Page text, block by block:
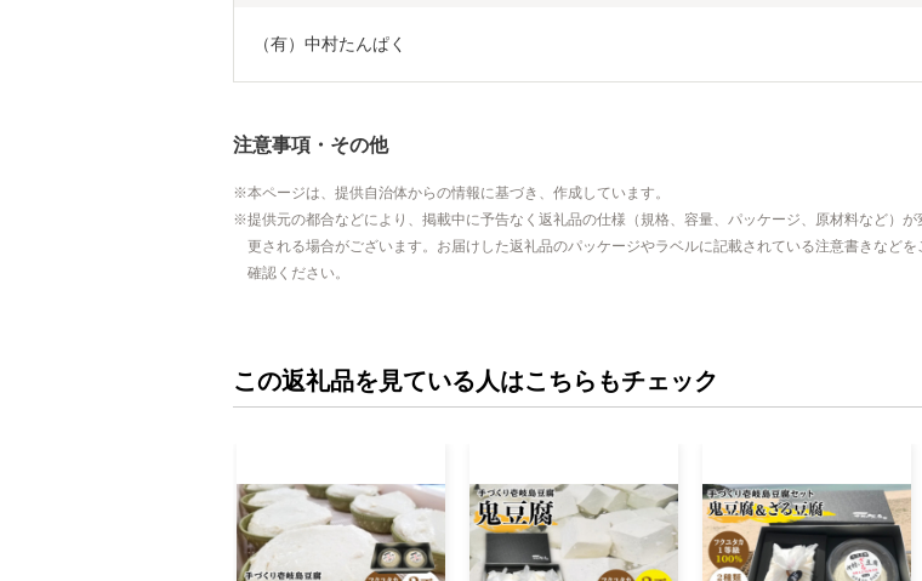
（有）中村たんぱく
注意事項・その他
本ページは、提供自治体からの情報に基づき、作成しています。
提供元の都合などにより、掲載中に予告なく返礼品の仕様（規格、容量、パッケージ、原材料など）が
更される場合がございます。お届けした返礼品のパッケージやラベルに記載されている注意書きなどを
確認ください。
この返礼品を見ている人はこちらもチェック